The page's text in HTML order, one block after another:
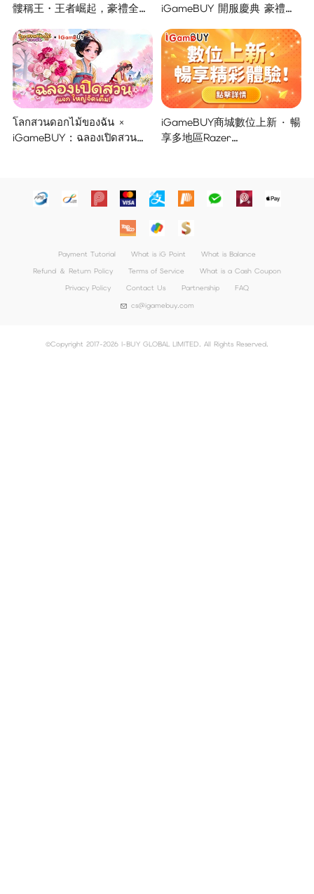
髏稱王・王者崛起，豪禮全面
iGameBUY 開服慶典 豪禮集
โลกสวนดอกไม้ของฉัน ×
iGameBUY : ฉลองเปิดสวน
iGameBUY商城數位上新 · 暢
享多地區Razer
Payment Tutorial What is iG Point
What is Balance
Refund ＆ Return Policy
Terms of Service
What is a Cash Coupon
Privacy Policy
Contact Us Partnership
FAQ
cs@igamebuy.com
©Copyright 2017-2026 I-BUY GLOBAL LIMITED. All Rights Reserved.